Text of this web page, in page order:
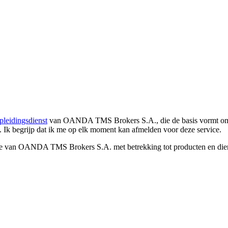
van OANDA TMS Brokers S.A., die de basis vormt
Ik begrijp dat ik me op elk moment kan afmelden voor deze service.
OANDA TMS Brokers S.A. met betrekking tot producten en